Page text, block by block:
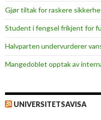
e
p
t
Gjør tiltak for raskere
Student i fengsel frikjent for
Halvparten undervurderer
Mangedoblet opptak av
UNIVERSITETSAVISA